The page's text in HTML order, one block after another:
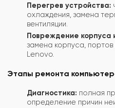
Перегрев устройства:
охлаждения, замена
вентиляции.
Повреждение корпуса
замена корпуса,
Lenovo.
Этапы ремонта
Диагностика: полная
определение причин